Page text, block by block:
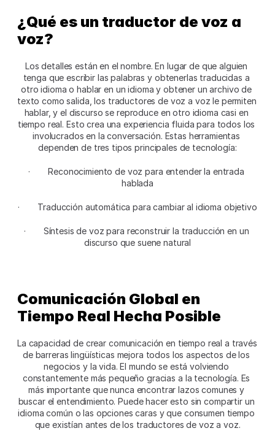
¿Qué es un traductor de voz a
voz?
Los detalles están en el nombre. En lugar de que alguien
tenga que escribir las palabras y obtenerlas traducidas a
otro idioma o hablar en un idioma y obtener un archivo de
texto como salida, los traductores de voz a voz le permiten
hablar, y el discurso se reproduce en otro idioma casi en
tiempo real. Esto crea una experiencia fluida para todos los
involucrados en la conversación. Estas herramientas
dependen de tres tipos principales de tecnología:
·  	Reconocimiento de voz para entender la entrada
hablada
·  	Traducción automática para cambiar al idioma objetivo
·  	Síntesis de voz para reconstruir la traducción en un
discurso que suene natural
Comunicación Global en
Tiempo Real Hecha Posible
La capacidad de crear comunicación en tiempo real a través
de barreras lingüísticas mejora todos los aspectos de los
negocios y la vida. El mundo se está volviendo
constantemente más pequeño gracias a la tecnología. Es
más importante que nunca encontrar lazos comunes y
buscar el entendimiento. Puede hacer esto sin compartir un
idioma común o las opciones caras y que consumen tiempo
que existían antes de los traductores de voz a voz.